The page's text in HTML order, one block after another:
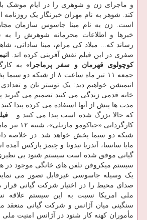
و ماجرای زن و شوهری را در ایام موشک
کند. شوهر به نام مهران خبرنگار یک
است. زن به نام مینا جاسوس سازمان
خبرها و اطلاعات محرمانه شوهرش را به
رساند که... میلاد کی مرام، مینا ساداتی،
صفری در این فیلم نقش آفرینی کرده اند.
کوچولوی قهرمان و سفر پرماجرا» به
جمعه ۱۱ تیر ماه ساعت ۸ از
انیمیشن خواهیم دید: یک توستر نان و
خانه قدمی زندگی می کنند تصمیم می
مدت ها پیش از آنها استفاده می کرده پیدا
که حالا بزرگ شده است پیدا می کنند و...
شبکه دو سیما پخش خواهد شد. در خلاصه
مایا سانسا، آندریا تیدونا و جِیمز پارکس
گیانی موفق شده است سیستم شنود بی
سیستم میکروفن تلفن های خانگی موجود در
یک وسیله جاسوسی غیرقابل تصور می
صدای محیط را در اختیار شرکت گیانی
ملی امریکا نسبت به این سیستم علاقه
سنگینی میان آژانس و شرکت گیانی منعقد
مأموران کهنه کار شنود در آژانس امنیت